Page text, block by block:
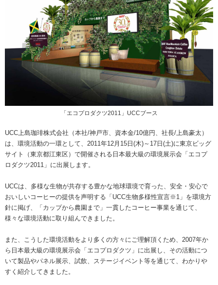
サステナビ
リティ教育
コーヒー×
健康
ーエコノミ
ー
Report
サステナビ
リティレポ
ート
沿革
ニュースリ
リース
事業
海外事業
グループサ
ポート
ジン
「エコプロダクツ2011」UCCブース
UCC上島珈琲株式会社（本社/神戸市、資本金/10億円、社長/上島豪太）
は、環境活動の一環として、2011年12月15日(木)～17日(土)に東京ビッグ
サイト（東京都江東区）で開催される日本最大級の環境展示会「エコプ
ロダクツ2011」に出展します。
UCCは、多様な生物が共存する豊かな地球環境で育った、安全・安心で
おいしいコーヒーの提供を声明する「UCC生物多様性宣言※1」を環境方
針に掲げ、「カップから農園まで」一貫したコーヒー事業を通じて、
様々な環境活動に取り組んできました。
また、こうした環境活動をより多くの方々にご理解頂くため、2007年か
ら日本最大級の環境展示会「エコプロダクツ」に出展し、その活動につ
いて製品やパネル展示、試飲、ステージイベント等を通じて、わかりや
すく紹介してきました。